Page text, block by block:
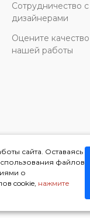
сайта. Оставаясь
файлов
о
cookie, нажмите
Сотрудничество с
дизайнерами
Оцените качество
нашей работы